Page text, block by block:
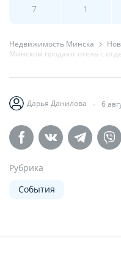
7 1
Недвижимость Минска
Минском продают отель с
Дарья Данилова 6
Рубрика
События